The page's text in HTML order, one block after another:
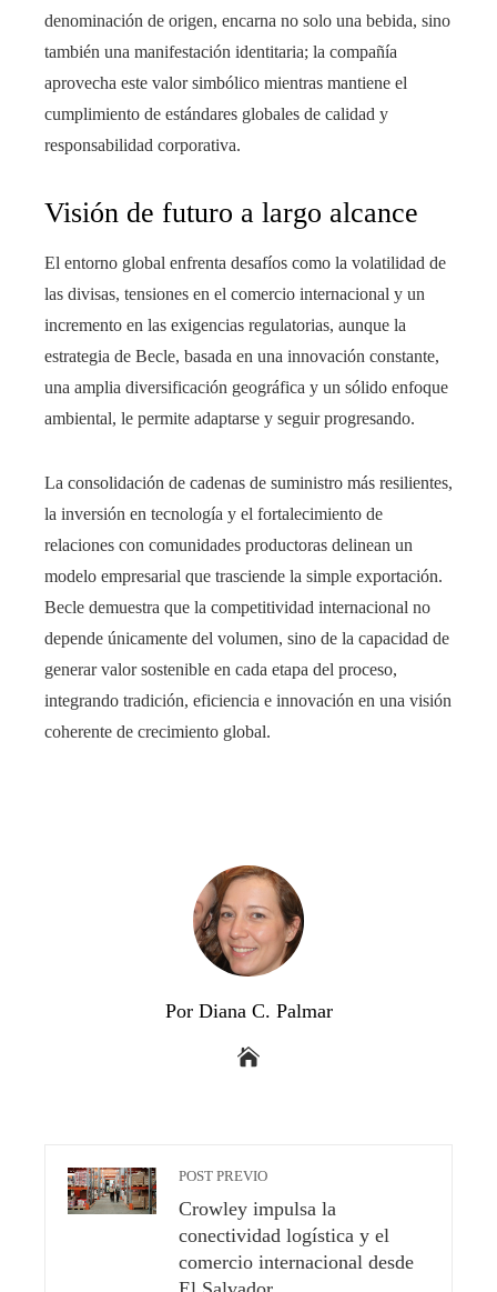
denominación de origen, encarna no solo una bebida, sino
también una manifestación identitaria; la compañía
aprovecha este valor simbólico mientras mantiene el
cumplimiento de estándares globales de calidad y
responsabilidad corporativa.
Visión de futuro a largo alcance
El entorno global enfrenta desafíos como la volatilidad de
las divisas, tensiones en el comercio internacional y un
incremento en las exigencias regulatorias, aunque la
estrategia de Becle, basada en una innovación constante,
una amplia diversificación geográfica y un sólido enfoque
ambiental, le permite adaptarse y seguir progresando.
La consolidación de cadenas de suministro más resilientes,
la inversión en tecnología y el fortalecimiento de
relaciones con comunidades productoras delinean un
modelo empresarial que trasciende la simple exportación.
Becle demuestra que la competitividad internacional no
depende únicamente del volumen, sino de la capacidad de
generar valor sostenible en cada etapa del proceso,
integrando tradición, eficiencia e innovación en una visión
coherente de crecimiento global.
Por Diana C. Palmar
POST PREVIO
Crowley impulsa la
conectividad logística y el
comercio internacional desde